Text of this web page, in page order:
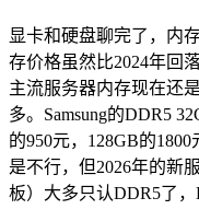
显卡和硬盘聊完了，内
存价格虽然比2024年回
主流服务器内存现在还
多。Samsung的DDR5
的950元，128GB的
是不行，但2026年的新
板）大多只认DDR5了